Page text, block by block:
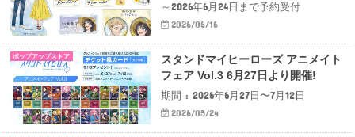
～2026年6月24日まで予約受付
2026/06/16
ポップアップストア
スタンドマイヒーローズ アニメイト
フェア Vol.3 6月27日より開催!
期間 : 2026年6月27日〜7月12日
2026/05/24